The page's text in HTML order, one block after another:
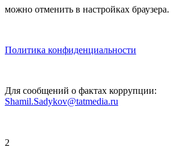
можно отменить в настройках браузера.
Политика конфиденциальности
Для сообщений о фактах коррупции:
Shamil.Sadykov@tatmedia.ru
2